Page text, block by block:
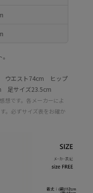
エスト74cm ヒップ
足サイズ23.5cm
想です。各メーカーによ
。必ずサイズ表をお確か